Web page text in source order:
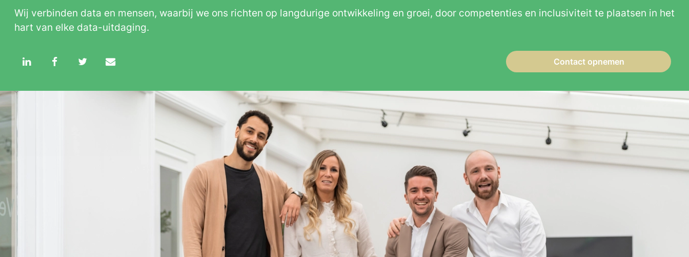
Wij verbinden data en mensen, waarbij we ons richten op langdurige ontwikkeling en groei, door competenties en inclusiviteit te plaatsen in het
hart van elke data-uitdaging.
Contact opnemen